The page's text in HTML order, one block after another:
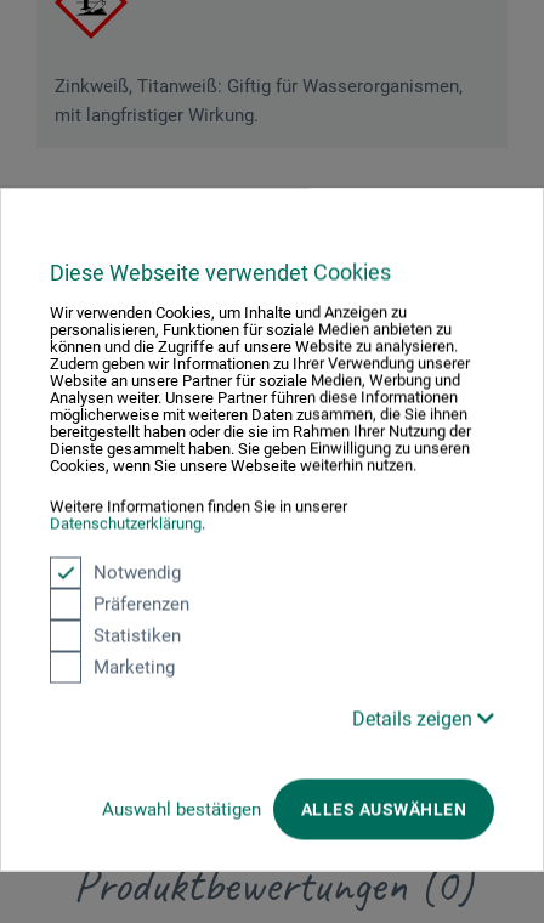
Diese Webseite verwendet Cookies
Wir verwenden Cookies, um Inhalte und Anzeigen zu
personalisieren, Funktionen für soziale Medien anbieten zu
können und die Zugriffe auf unsere Website zu analysieren.
Zudem geben wir Informationen zu Ihrer Verwendung unserer
Website an unsere Partner für soziale Medien, Werbung und
Analysen weiter. Unsere Partner führen diese Informationen
möglicherweise mit weiteren Daten zusammen, die Sie ihnen
bereitgestellt haben oder die sie im Rahmen Ihrer Nutzung der
Dienste gesammelt haben. Sie geben Einwilligung zu unseren
Cookies, wenn Sie unsere Webseite weiterhin nutzen.
Weitere Informationen finden Sie in unserer
Datenschutzerklärung.
Notwendig
Präferenzen
Statistiken
Marketing
Details zeigen
Auswahl bestätigen ALLES AUSWÄHLEN
Zinkweiß, Titanweiß: Giftig für Wasserorganismen,
mit langfristiger Wirkung.
Downloads
Hier finden Sie wichtige Dokumente und Dateien zu
diesem Produkt.
Sicherheitsdatenblatt
Sicherheitsdatenblatt
CH-DE_Talens_Cobra-Oel_COBx105_Titanweiss_02-
2026.pdf
Sicherheitsdatenblatt
Produktbewertungen (0)